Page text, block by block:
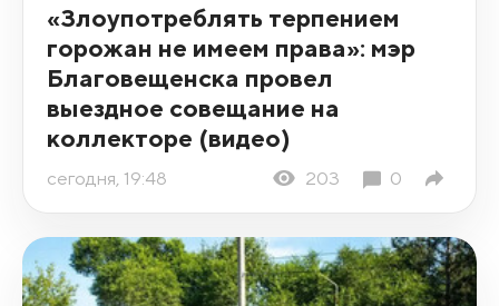
«Злоупотреблять терпением
горожан не имеем права»: мэр
Благовещенска провел
выездное совещание на
коллекторе (видео)
сегодня, 19:48 203 0